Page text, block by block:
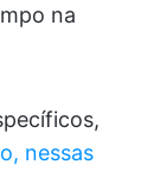
na
nessas